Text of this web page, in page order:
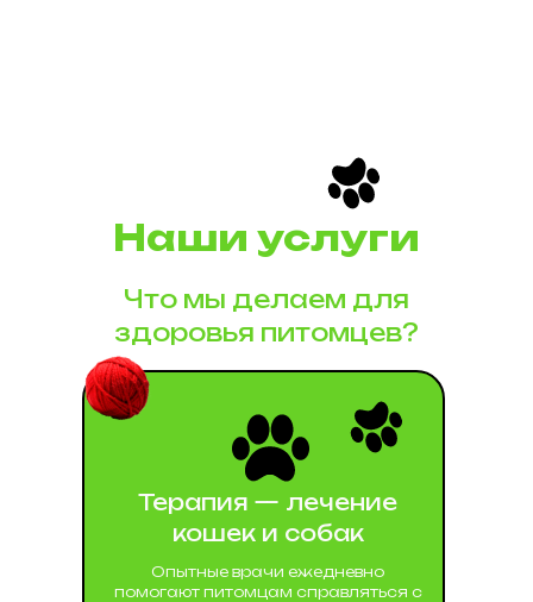
Наши услуги
Что мы делаем для
здоровья питомцев?
Опытные врачи ежедневно
помогают питомцам справляться с
Терапия — лечение
кошек и собак